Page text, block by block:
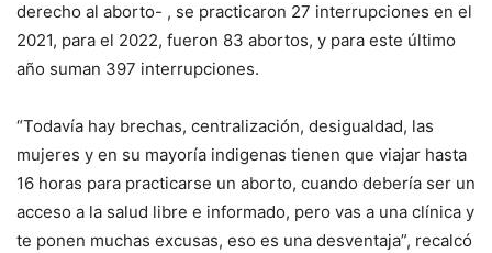
derecho al aborto- , se practicaron 27 interrupciones en el
2021, para el 2022, fueron 83 abortos, y para este último
año suman 397 interrupciones.
“Todavía hay brechas, centralización, desigualdad, las
mujeres y en su mayoría indigenas tienen que viajar hasta
16 horas para practicarse un aborto, cuando debería ser un
acceso a la salud libre e informado, pero vas a una clínica y
te ponen muchas excusas, eso es una desventaja”, recalcó